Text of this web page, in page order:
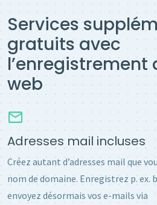
Services
gratuits avec
l’enregistrement
web
Adresses mail incluses
Créez autant d’adresses mail que
nom de domaine. Enregistrez p.
envoyez désormais vos e-mails via